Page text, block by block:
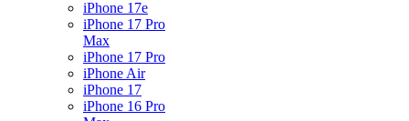
iPhone 17e
iPhone 17 Pro
Max
iPhone 17 Pro
iPhone Air
iPhone 17
iPhone 16 Pro